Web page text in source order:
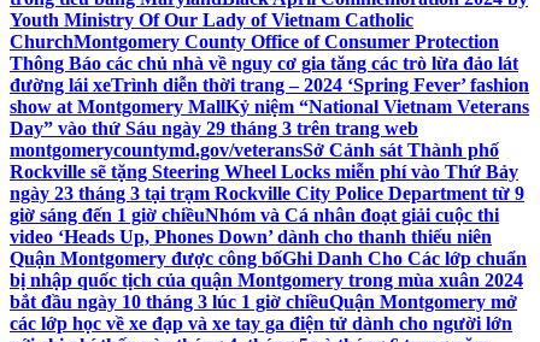
Youth Ministry Of Our Lady of Vietnam Catholic
ChurchMontgomery County Office of Consumer Protection
Thông Báo các chủ nhà về nguy cơ gia tăng các trò lừa đảo lát
đường lái xeTrình diễn thời trang – 2024 ‘Spring Fever’ fashion
show at Montgomery MallKỷ niệm “National Vietnam Veterans
Day” vào thứ Sáu ngày 29 tháng 3 trên trang web
montgomerycountymd.gov/veteransSở Cảnh sát Thành phố
Rockville sẽ tặng Steering Wheel Locks miễn phí vào Thứ Bảy
ngày 23 tháng 3 tại trạm Rockville City Police Department từ 9
giờ sáng đến 1 giờ chiềuNhóm và Cá nhân đoạt giải cuộc thi
video ‘Heads Up, Phones Down’ dành cho thanh thiếu niên
Quận Montgomery được công bốGhi Danh Cho Các lớp chuẩn
bị nhập quốc tịch của quận Montgomery trong mùa xuân 2024
bắt đầu ngày 10 tháng 3 lúc 1 giờ chiềuQuận Montgomery mở
các lớp học về xe đạp và xe tay ga điện tử dành cho người lớn